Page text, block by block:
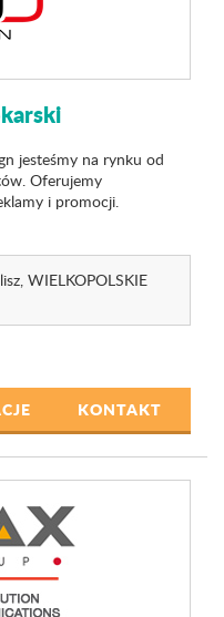
jesteśmy na rynku od
Oferujemy
i promocji.
WIELKOPOLSKIE
KONTAKT